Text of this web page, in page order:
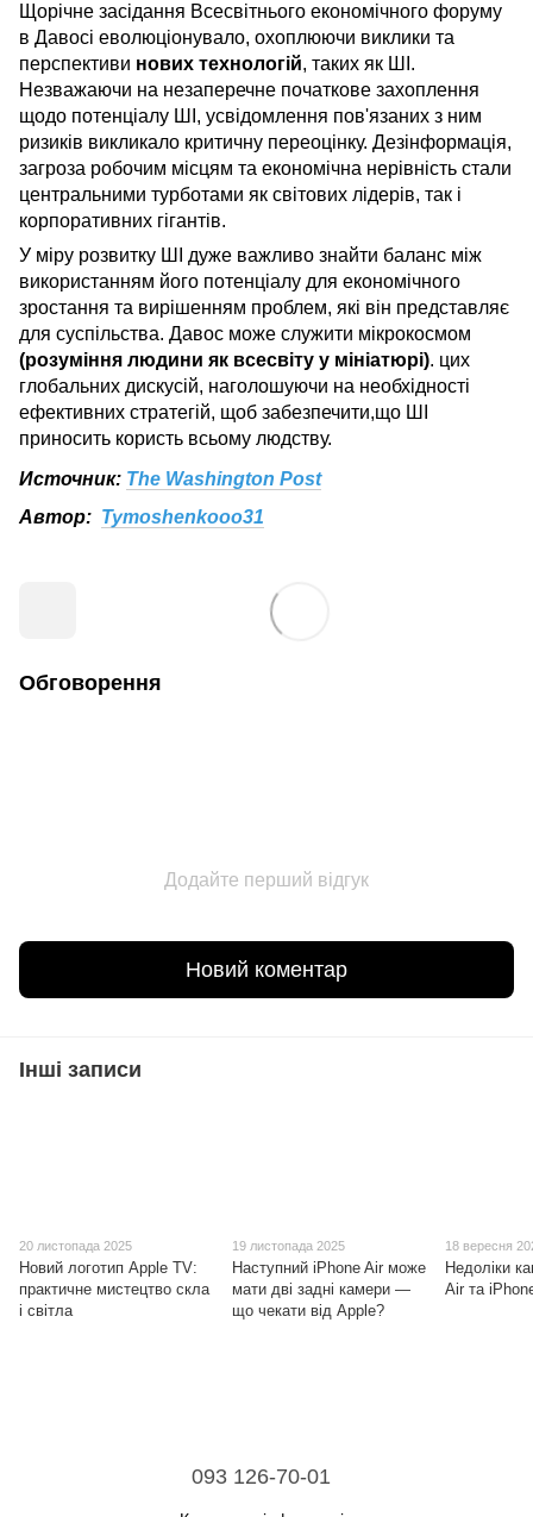
Щорічне засідання Всесвітнього економічного форуму
в Давосі еволюціонувало, охоплюючи виклики та
перспективи нових технологій, таких як ШІ.
Незважаючи на незаперечне початкове захоплення
щодо потенціалу ШІ, усвідомлення пов'язаних з ним
ризиків викликало критичну переоцінку. Дезінформація,
загроза робочим місцям та економічна нерівність стали
центральними турботами як світових лідерів, так і
корпоративних гігантів.
У міру розвитку ШІ дуже важливо знайти баланс між
використанням його потенціалу для економічного
зростання та вирішенням проблем, які він представляє
для суспільства. Давос може служити мікрокосмом
(розуміння людини як всесвіту у мініатюрі). цих
глобальних дискусій, наголошуючи на необхідності
ефективних стратегій, щоб забезпечити,що ШІ
приносить користь всьому людству.
Источник: The Washington Post
Автор: Tymoshenkooo31
Обговорення
Додайте перший відгук
Новий коментар
Інші записи
20 листопада 2025
Новий логотип Apple TV:
практичне мистецтво скла
і світла
19 листопада 2025
Наступний iPhone Air може
мати дві задні камери —
що чекати від Apple?
18 вересня
Недоліки
Air та
093 126-70-01